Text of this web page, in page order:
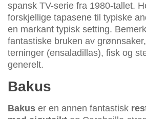
spansk TV-serie fra 1980-tallet.
forskjellige tapasene til typiske
en markant typisk setting.
fantastiske bruken av
terninger (ensaladillas), fisk og
generelt.
Bakus
Bakus er en annen fantastisk